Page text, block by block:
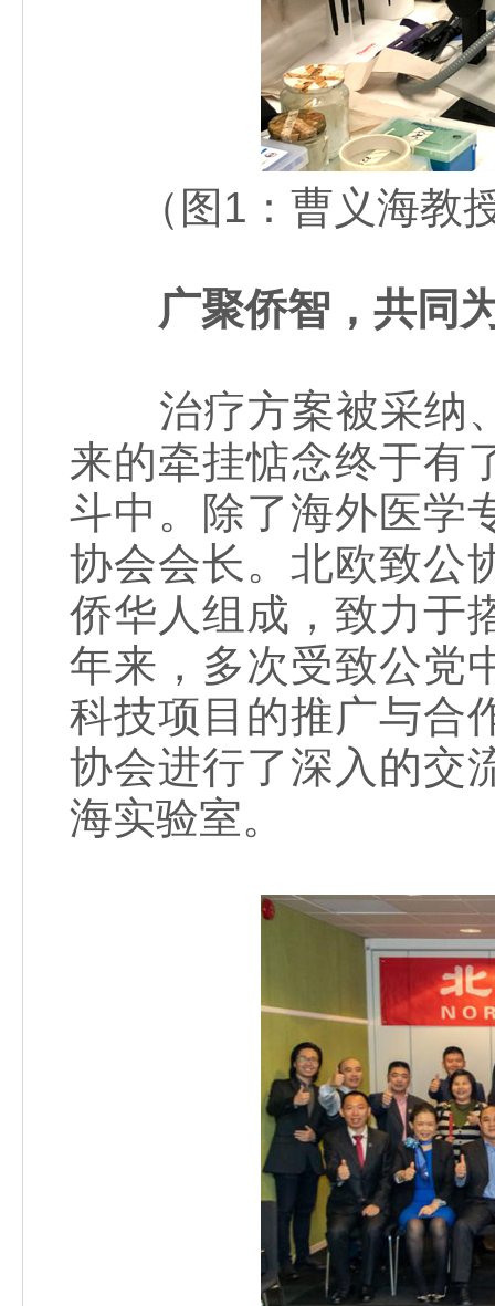
（图1：曹义海
广聚侨智，共同
治疗方案被采纳、
来的牵挂惦念终于有
斗中。除了海外医学
协会会长。北欧致公
侨华人组成，致力于
年来，多次受致公党
科技项目的推广与合
协会进行了深入的交
海实验室。